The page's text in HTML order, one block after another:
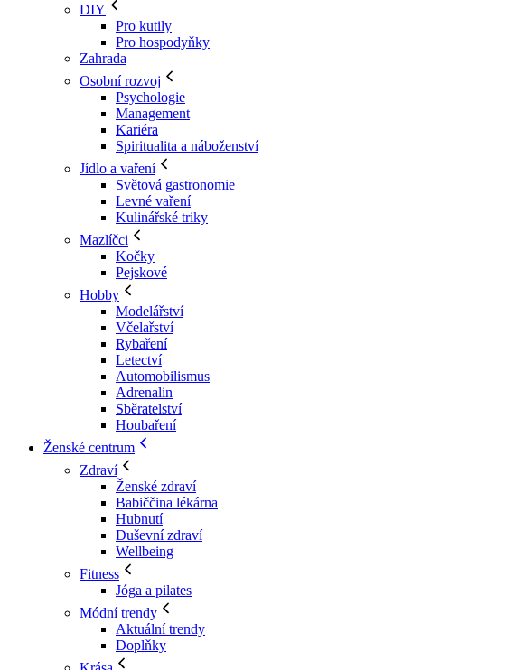
DIY
Pro kutily
Pro hospodyňky
Zahrada
Osobní rozvoj
Psychologie
Management
Kariéra
Spiritualita a náboženství
Jídlo a vaření
Světová gastronomie
Levné vaření
Kulinářské triky
Mazlíčci
Kočky
Pejskové
Hobby
Modelářství
Včelařství
Rybaření
Letectví
Automobilismus
Adrenalin
Sběratelství
Houbaření
Ženské centrum
Zdraví
Ženské zdraví
Babiččina lékárna
Hubnutí
Duševní zdraví
Wellbeing
Fitness
Jóga a pilates
Módní trendy
Aktuální trendy
Doplňky